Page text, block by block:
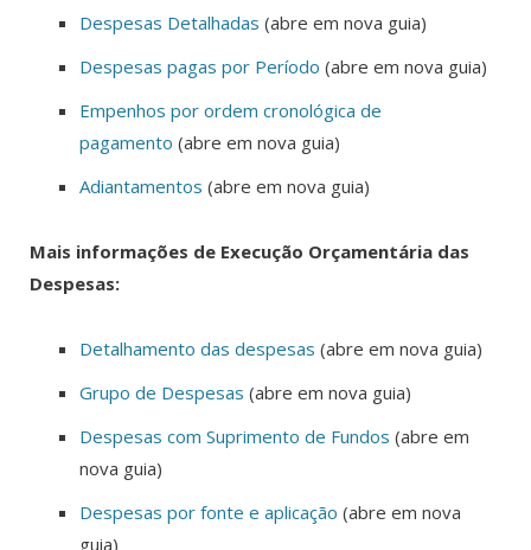
Despesas Detalhadas (abre em nova guia)
Despesas pagas por Período (abre em nova guia)
Empenhos por ordem cronológica de
pagamento (abre em nova guia)
Adiantamentos (abre em nova guia)
Mais informações de Execução Orçamentária das
Despesas:
Detalhamento das despesas (abre em nova guia)
Grupo de Despesas (abre em nova guia)
Despesas com Suprimento de Fundos (abre em
nova guia)
Despesas por fonte e aplicação (abre em nova
guia)